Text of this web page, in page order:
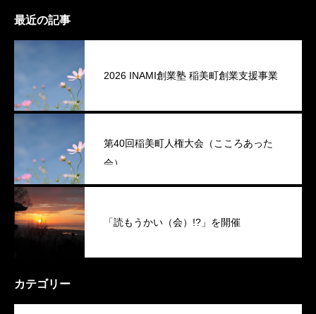
最近の記事
2026 INAMI創業塾 稲美町創業支援事業
第40回稲美町人権大会（こころあった
会）
「読もうかい（会）!?」を開催
カテゴリー